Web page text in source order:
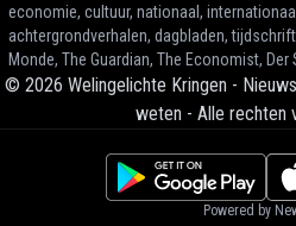
economie, cultuur, nationaal,
achtergrondverhalen, dagbladen,
Monde, The Guardian, The Economist,
© 2026 Welingelichte Kringen -
weten - Alle rechten
Powered by